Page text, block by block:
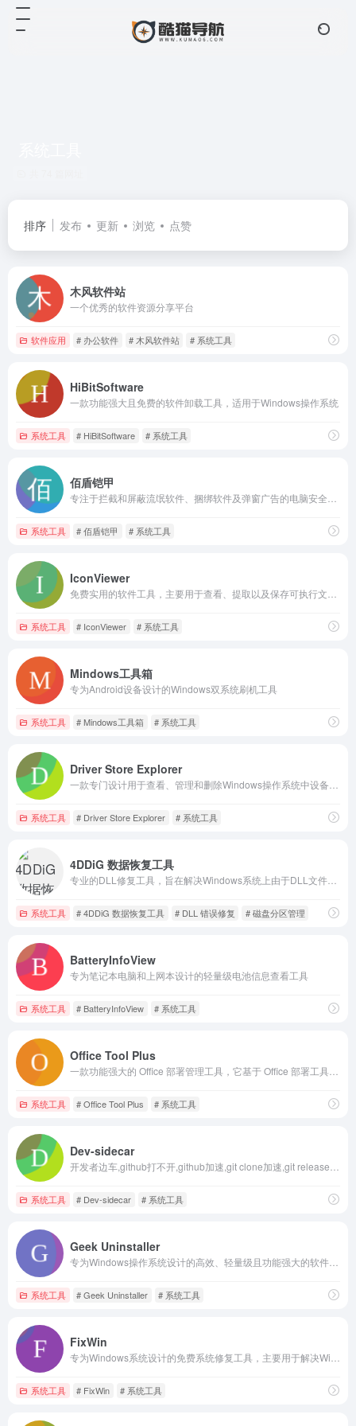
排序 发布 更新 浏览 点赞
木风软件站
一个优秀的软件资源分享平台
软件应用 # 办公软件 # 木风软件站 # 系统工具
HiBitSoftware
一款功能强大且免费的软件卸载工具，适用于Windows操作系统
系统工具 # HiBitSoftware # 系统工具
佰盾铠甲
系统工具 # 佰盾铠甲 # 系统工具
IconViewer
系统工具 # IconViewer # 系统工具
Mindows工具箱
专为Android设备设计的Windows双系统刷机工具
系统工具 # Mindows工具箱 # 系统工具
Driver Store Explorer
系统工具 # Driver Store Explorer # 系统工具
4DDiG 数据恢复工具
系统工具 # 4DDiG 数据恢复工具 # DLL 错误修复 # 磁盘分区管理
BatteryInfoView
专为笔记本电脑和上网本设计的轻量级电池信息查看工具
系统工具 # BatteryInfoView # 系统工具
Office Tool Plus
系统工具 # Office Tool Plus # 系统工具
Dev-sidecar
系统工具 # Dev-sidecar # 系统工具
Geek Uninstaller
系统工具 # Geek Uninstaller # 系统工具
FixWin
系统工具 # FixWin # 系统工具